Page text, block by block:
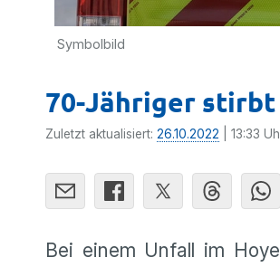
Symbolbild
70-Jähriger stirbt
Zuletzt aktualisiert: 26.10.2022 | 13:33
Bei einem Unfall im